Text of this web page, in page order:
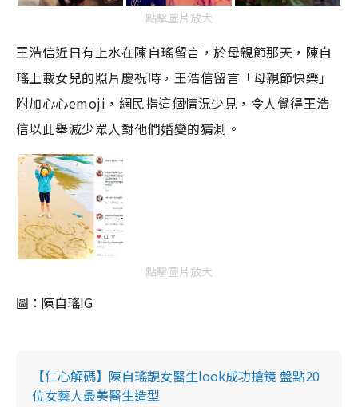
點擊圖片放大
王浩信近日有上水在陳自瑤留言，於母親節那天，陳自
瑤上載女兒的照片慶祝時，王浩信留言「母親節快樂」
附加心心emoji，網民指這個情況少見，令人覺得王浩
信以此舉減少眾人對他們婚變的猜測。
點擊圖片放大
圖：陳自瑤IG
【仁心解碼】陳自瑤靚女醫生look成功搶鏡 盤點20
位女藝人最美醫生造型